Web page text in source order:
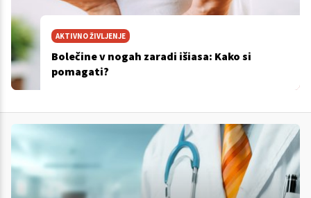
AKTIVNO ŽIVLJENJE
Bolečine v nogah zaradi išiasa: Kako si
pomagati?